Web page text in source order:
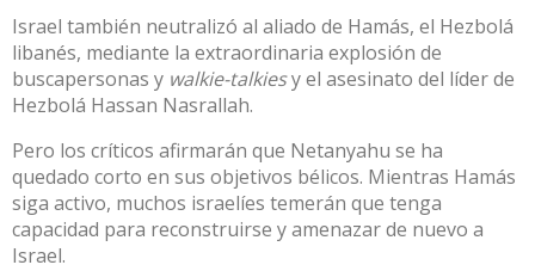
Israel también neutralizó al aliado de Hamás, el Hezbolá
libanés, mediante la extraordinaria explosión de
buscapersonas y walkie-talkiesy el asesinato del líder de
Hezbolá Hassan Nasrallah.
Pero los críticos afirmarán que Netanyahu se ha
quedado corto en sus objetivos bélicos. Mientras Hamás
siga activo, muchos israelíes temerán que tenga
capacidad para reconstruirse y amenazar de nuevo a
Israel.